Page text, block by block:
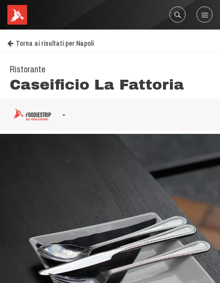
Torna ai risultati per Napoli
Ristorante
Caseificio La Fattoria
-